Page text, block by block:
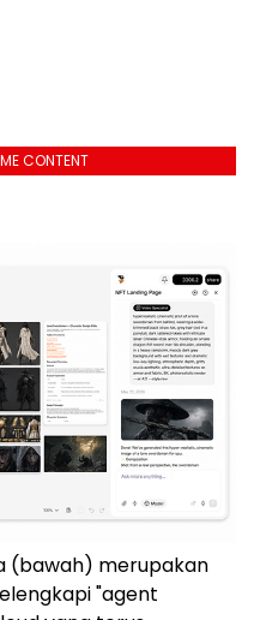
CONTENT
(bawah) merupakan
"agent